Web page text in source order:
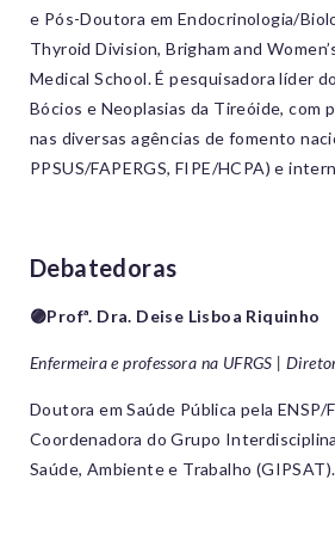
e Pós-Doutora em Endocrinologia/
Thyroid Division, Brigham and
Medical School. É pesquisadora líder
Bócios e Neoplasias da Tireóide, com
nas diversas agências de fomento
PPSUS/FAPERGS, FIPE/HCPA) e
Debatedoras
🟣Profª. Dra. Deise Lisboa Riquinho
Enfermeira e professora na UFRGS |
Doutora em Saúde Pública pela ENSP/
Coordenadora do Grupo
Saúde, Ambiente e Trabalho (GIPSAT).